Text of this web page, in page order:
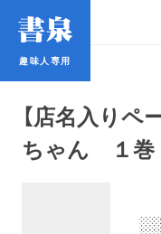
趣味人専用
【店名入りペ
ちゃん １巻
趣味人専用